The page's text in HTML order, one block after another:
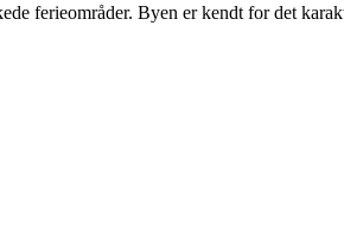
ferieområder. Byen er kendt for det